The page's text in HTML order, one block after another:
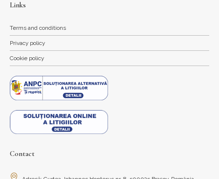
Links
Terms and conditions
Privacy policy
Cookie policy
Contact